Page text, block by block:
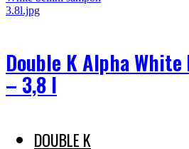
Double K Alpha
– 3,8 l
DOUBLE K